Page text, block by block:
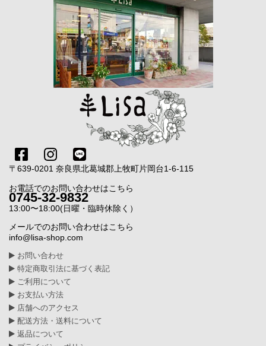
〒639-0201 奈良県北葛城郡上牧町片岡台1-6-115
お電話でのお問い合わせはこちら
0745-32-9832
13:00〜18:00(日曜・臨時休除く）
メールでのお問い合わせはこちら
info@lisa-shop.com
お問い合わせ
特定商取引法に基づく表記
ご利用について
お支払い方法
店舗へのアクセス
配送方法・送料について
返品について